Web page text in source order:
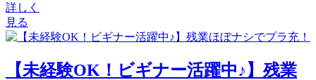
詳しく
見る
【未経験OK！ビギナー活躍中♪】残業